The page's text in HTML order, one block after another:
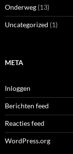
Onderweg (13)
Uncategorized (1)
META
Inloggen
Berichten feed
Reacties feed
WordPress.org